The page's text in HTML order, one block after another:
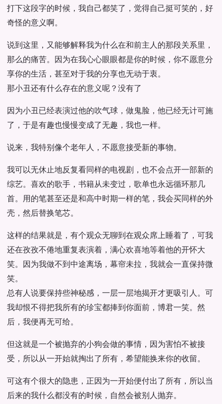
打下这段字的时候，我自己都笑了，觉得自己挺可笑的，好
奇怪的意义啊。
说到这里，又能够解释我为什么在和前主人的那段关系里，
那么的痛苦。因为在我心心眼眼都是你的时候，你不愿意分
享你的生活，甚至对于我的分享也无动于衷。
那小丑还有什么存在的意义呢？没有了
因为小丑已经表演过他的吹气球，做鬼脸，他已经无计可施
了，于是有趣也慢慢变成了无趣，我也一样。
说来，我特别像个老年人，不愿意接受新的事物。
我可以无休止地反复看同样的电视剧，也不会点开一部新的
综艺。喜欢的歌手，书籍从未变过，歌单也永远循环那几
首。用的笔甚至还是和高中时期一样的笔，我会买同样的外
壳，然后替换笔芯。
这样的结果就是，有个观众无聊到在观众席上睡着了，可我
还在孜孜不倦地重复表演着，满心欢喜地等着他的开怀大
笑。因为我做不到中途离场，幕帘未拉，我就会一直保持微
笑。
总有人说要保持些神秘感，一层一层地揭开才更吸引人。可
我却恨不得把我所有的珍宝都捧到你面前，博君一笑。然
后，我便再无可给。
但这就是一个被抛弃的小狗会做的事情，因为害怕不被接
受，所以从一开始就掏出了所有，希望能换来你的收留。
可这有个很大的隐患，正因为一开始便付出了所有，所以当
后来的我什么都没有的时候，自然会被别人抛弃。